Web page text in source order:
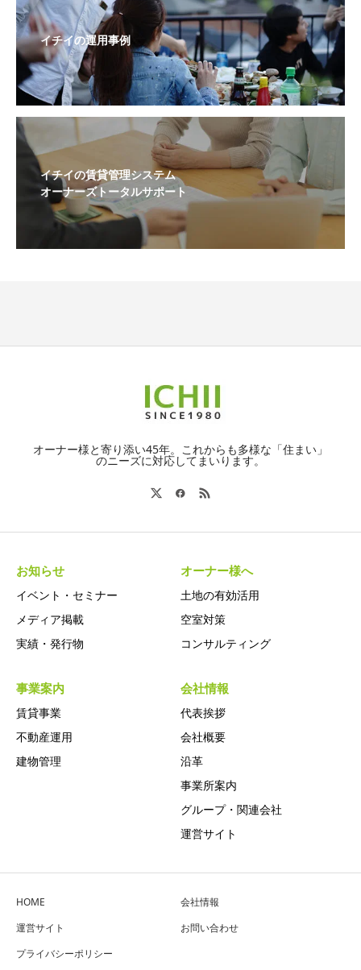
イチイの運用事例
イチイの賃貸管理システム
オーナーズトータルサポート
オーナー様と寄り添い45年。これからも多様な「住まい」
のニーズに対応してまいります。
お知らせ
イベント・セミナー
メディア掲載
実績・発行物
オーナー様へ
土地の有効活用
空室対策
コンサルティング
事業案内
賃貸事業
不動産運用
建物管理
会社情報
代表挨拶
会社概要
沿革
事業所案内
グループ・関連会社
運営サイト
HOME
会社情報
運営サイト
お問い合わせ
プライバシーポリシー